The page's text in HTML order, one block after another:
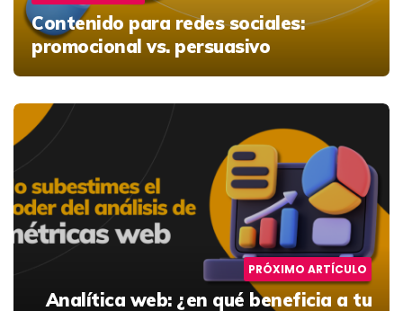
Contenido para redes sociales:
promocional vs. persuasivo
PRÓXIMO ARTÍCULO
Analítica web: ¿en qué beneficia a tu